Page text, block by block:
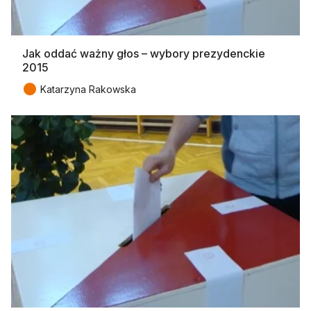
Jak oddać ważny głos – wybory prezydenckie
2015
● Katarzyna Rakowska